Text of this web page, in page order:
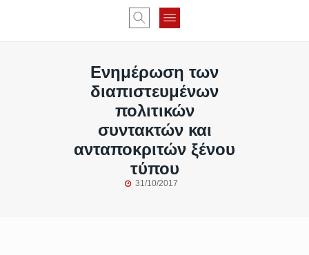
Ενημέρωση των
διαπιστευμένων
πολιτικών
συντακτών και
ανταποκριτών ξένου
τύπου
31/10/2017